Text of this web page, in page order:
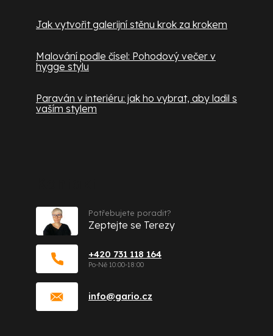
Jak vytvořit galerijní stěnu krok za krokem
Malování podle čísel: Pohodový večer v
hygge stylu
Paraván v interiéru: jak ho vybrat, aby ladil s
vaším stylem
info@gario.cz
+420 731 118 164
Potřebujete poradit?
Zeptejte se Terezy